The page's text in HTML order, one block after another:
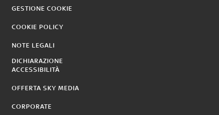
GESTIONE COOKIE
COOKIE POLICY
NOTE LEGALI
DICHIARAZIONE
ACCESSIBILITÀ
OFFERTA SKY MEDIA
CORPORATE